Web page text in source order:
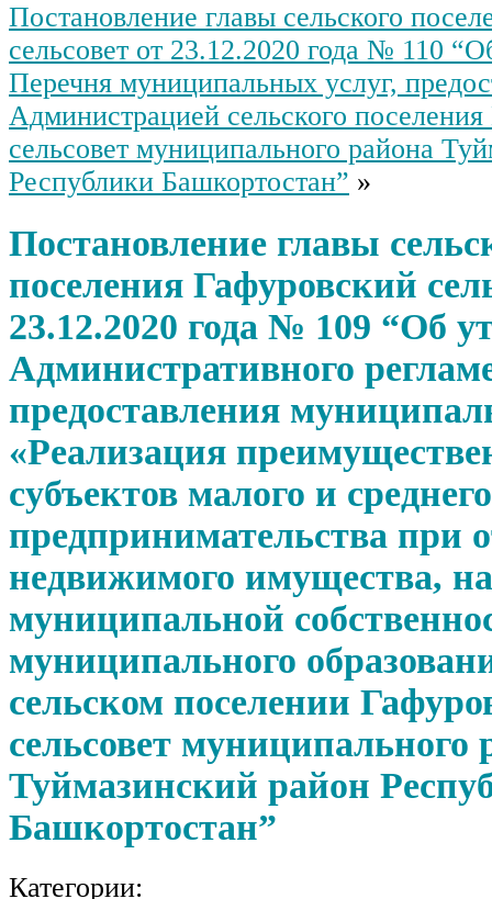
Постановление главы сельского
сельсовет от 23.12.2020 года № 110
Перечня муниципальных услуг,
Администрацией сельского
сельсовет муниципального района
Республики Башкортостан” »
Постановление главы
поселения Гафуровский
23.12.2020 года № 109 “Об
Административного
предоставления
«Реализация
субъектов малого и среднего
предпринимательства при
недвижимого имущества,
муниципальной
муниципального
сельском поселении
сельсовет муниципального
Туймазинский район
Башкортостан”
Категории: